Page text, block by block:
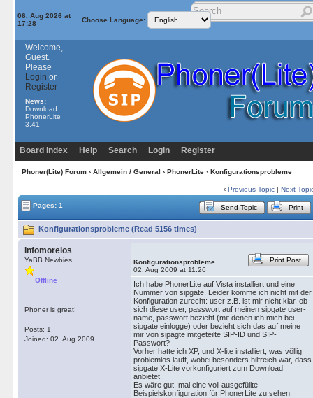
06. Aug 2026 at
17:28
Choose Language:
Welcome,
Guest.
Please
Login or
Register
News:
Download
PhonerLite
3.41
Board Index Help Search Login Register
Phoner(Lite) Forum› Allgemein / General › PhonerLite› Konfigurationsprobleme
‹ Previous Topic | Next
Pages: 1 Send Topic Print
Konfigurationsprobleme (Read 5156 times)
infomorelos
YaBB Newbies
Offline
Phoner is great!
Posts: 1
Joined: 02. Aug 2009
Konfigurationsprobleme
02. Aug 2009 at 11:26
Print Post
Ich habe PhonerLite auf Vista installiert und eine
Nummer von sipgate. Leider komme ich nicht mit der
Konfiguration zurecht: user z.B. ist mir nicht klar, ob
sich diese user, passwort auf meinen sipgate user-
name, passwort bezieht (mit denen ich mich bei
sipgate einlogge) oder bezieht sich das auf meine
mir von sipagte mitgeteilte SIP-ID und SIP-
Passwort?
Vorher hatte ich XP, und X-lite installiert, was völlig
problemlos läuft, wobei besonders hilfreich war, dass
sipgate X-Lite vorkonfiguriert zum Download
anbietet.
Es wäre gut, mal eine voll ausgefüllte
Beispielskonfiguration für PhonerLite zu sehen.